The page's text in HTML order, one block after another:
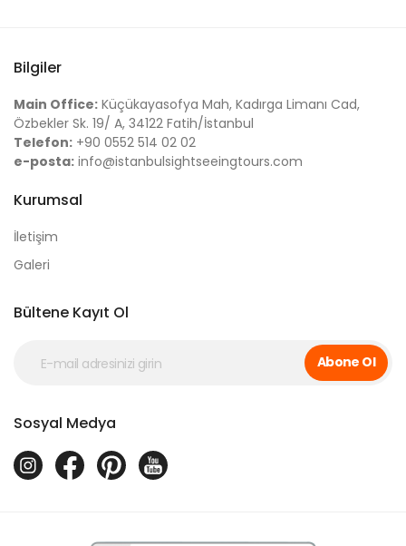
Bilgiler
Main Office: Küçükayasofya Mah, Kadırga Limanı Cad,
Özbekler Sk. 19/ A, 34122 Fatih/İstanbul
Telefon: +90 0552 514 02 02
e-posta: info@istanbulsightseeingtours.com
Kurumsal
İletişim
Galeri
Bültene Kayıt Ol
Abone Ol
Sosyal Medya